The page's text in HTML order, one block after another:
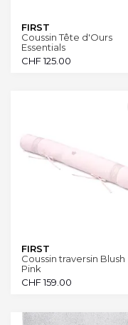
FIRST
Coussin Tête d'Ours
Essentials
CHF125.00
FIRST
Coussin traversin Blush
Pink
CHF159.00